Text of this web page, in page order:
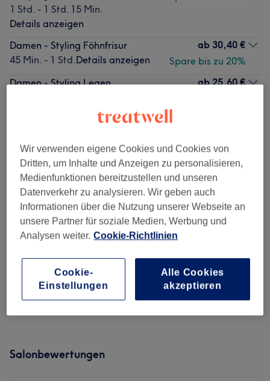
1 Std. - 1 Std. 15 Min.
Details anzeigen
Damen - Styling Föhnfrisur
45 Min. - 1 Std.Details anzeigen
ab 30,40 €
Spare bis zu 20%
Damen - Styling Legen
ab 25,60 €
Alle Services
Damen - Pflege & Reparatur ( 4) ab 55 €
Damen - Schnitt & Styling ( 3) ab 25,60 €
Damen - Welle & Locke ab 103,20 €
Salonbewertungen
Wir verwenden eigene Cookies und Cookies von
Dritten, um Inhalte und Anzeigen zu personalisieren,
Medienfunktionen bereitzustellen und unseren
Datenverkehr zu analysieren. Wir geben auch
Informationen über die Nutzung unserer Webseite an
unsere Partner für soziale Medien, Werbung und
Analysen weiter. Cookie-Richtlinien
Alle Cookies
akzeptieren
Cookie-
Einstellungen